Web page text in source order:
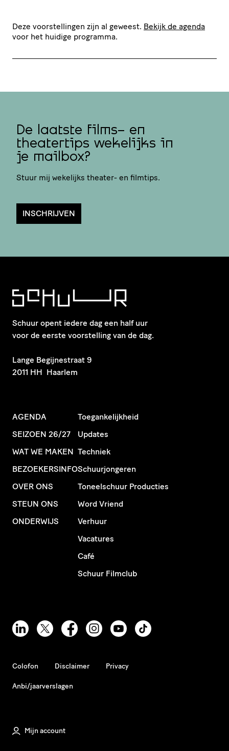
Deze voorstellingen zijn al geweest. Bekijk de agenda
voor het huidige programma.
De laatste films- en
theatertips wekelijks in
je mailbox?
Stuur mij wekelijks theater- en filmtips.
INSCHRIJVEN
Schuur opent iedere dag een half uur
voor de eerste voorstelling van de dag.
​Lange Begijnestraat 9
2011 HH Haarlem
AGENDA
SEIZOEN 26/27
WAT WE MAKEN
BEZOEKERSINFO
OVER ONS
STEUN ONS
ONDERWIJS
Toegankelijkheid
Updates
Techniek
Schuurjongeren
Toneelschuur Producties
Word Vriend
Verhuur
Vacatures
Café
Schuur Filmclub
Colofon Disclaimer Privacy
Anbi/jaarverslagen
Mijn account